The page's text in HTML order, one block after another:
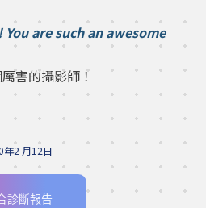
are such an awesome
害的攝影師！
年2 月12日
診斷報告